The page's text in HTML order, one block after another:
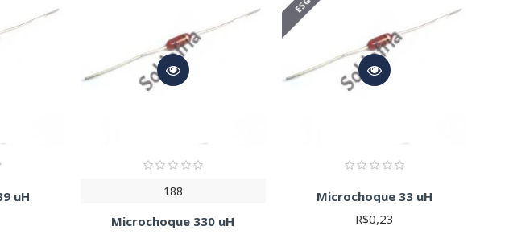
uH
188
Microchoque 330 uH
Microchoque 33 uH
R$0,23